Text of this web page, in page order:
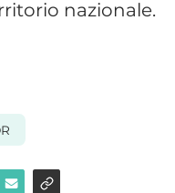
nazionale.